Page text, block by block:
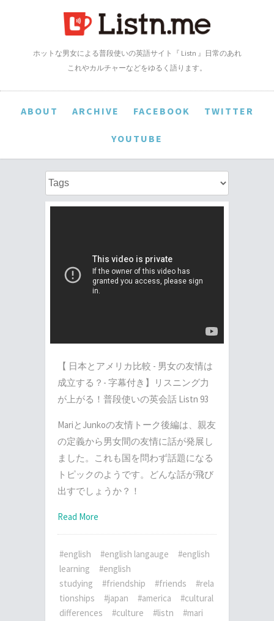
ホットな男女による普段使いの英語サイト『 Listn 』日常のあれ
これやカルチャーなどをゆるく語ります。
ABOUT ARCHIVE FACEBOOK TWITTER
YOUTUBE
【 日本とアメリカ比較 - 男女の友情は
成立する？- 字幕付き】リスニング力
が上がる！普段使いの英会話 Listn 93
MariとJunkoの友情トーク後編は、親友
の定義から男女間の友情に話が発展し
ました。これも国を問わず話題になる
トピックのようです。どんな話が飛び
出すでしょうか？！
Read More
#english #english langauge
#english
learning
#english
studying
#friendship #friends
#rela
tionships
#japan #america
#cultural
differences
#culture #listn
#mari